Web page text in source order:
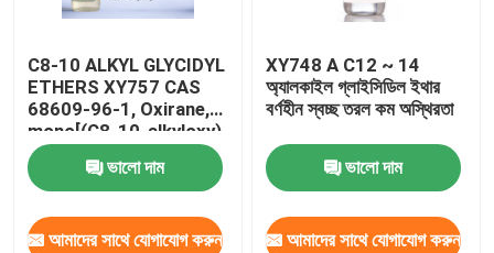
হাইড্রোজেনেটেড বিসফেনল এ ইপোক্সি রজন
সুগন্ধযুক্ত গ্লাইসিডিল ইথার
বাটাইল গ্লাইসিডিল ইথার
ইপোক্সি গ্লাইসিডিল এস্টার
C8-10 ALKYL GLYCIDYL
ETHERS XY757 CAS
68609-96-1, Oxirane,
mono[(C8-10-alkyloxy)
methyl] derivatives.,
আণবিক সূত্র C36H72O6,
ইসি নং 271-845-2
ভালো দাম
আমাদের সাথে যোগাযোগ করুন
XY748 A C12 ~ 14
অ্যালকাইল গ্লাইসিডিল ইথার
বর্ণহীন স্বচ্ছ তরল কম অস্থিরতা
ভালো দাম
আমাদের সাথে যোগাযোগ করুন